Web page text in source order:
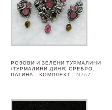
РОЗОВИ И ЗЕЛЕНИ ТУРМАЛИНИ
(ТУРМАЛИНИ-ДИНЯ) СРЕБРО,
ПАТИНА – КОМПЛЕКТ – N767